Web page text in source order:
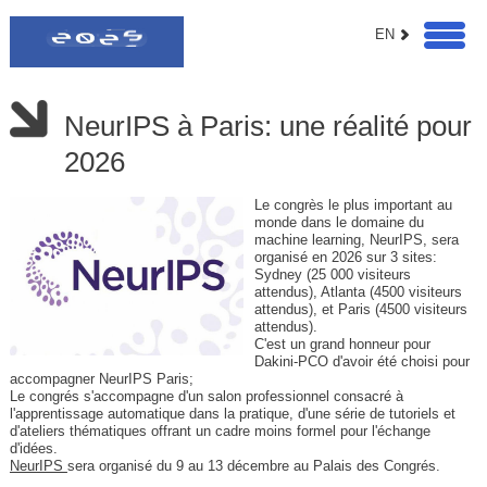
NeurIPS à Paris: une réalité pour
2026
Le congrès le plus important au
monde dans le domaine du
machine learning, NeurIPS, sera
organisé en 2026 sur 3 sites:
Sydney (25 000 visiteurs
attendus), Atlanta (4500 visiteurs
attendus), et Paris (4500 visiteurs
attendus).
C'est un grand honneur pour
Dakini-PCO d'avoir été choisi pour
accompagner NeurIPS Paris;
Le congrés s'accompagne d'un salon professionnel consacré à
l'apprentissage automatique dans la pratique, d'une série de tutoriels et
d'ateliers thématiques offrant un cadre moins formel pour l'échange
d'idées.
NeurIPS sera organisé du 9 au 13 décembre au Palais des Congrés.
EN